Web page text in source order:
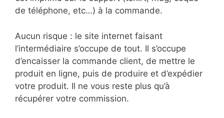
de téléphone, etc…) à la commande.
Aucun risque : le site internet faisant
l’intermédiaire s’occupe de tout. Il s’occupe
d’encaisser la commande client, de mettre le
produit en ligne, puis de produire et d’expédier
votre produit. Il ne vous reste plus qu’à
récupérer votre commission.